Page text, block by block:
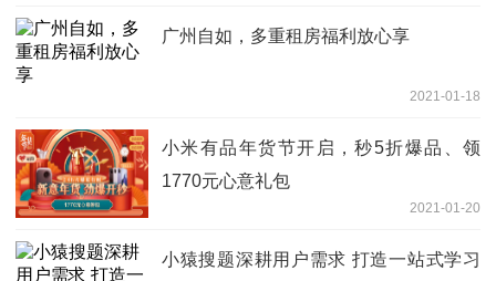
广州自如，多重租房福利放心享
2021-01-18
小米有品年货节开启，秒5折爆品、领
1770元心意礼包
2021-01-20
小猿搜题深耕用户需求 打造一站式学习